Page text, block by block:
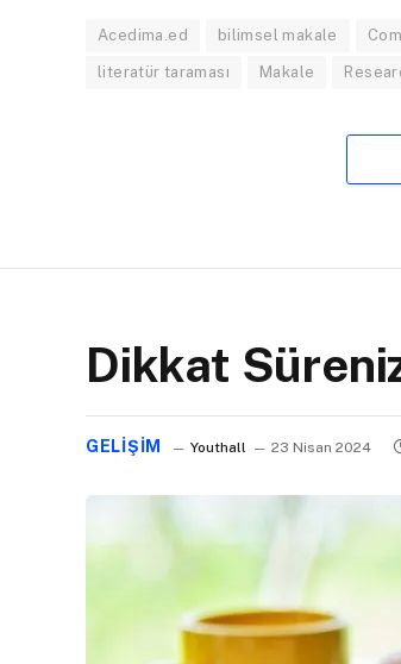
Acedima.ed bilimsel makale
literatür taraması Makale
Dikkat
GELIŞIM Youthall 23 Nisan 2024